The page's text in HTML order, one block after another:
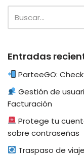
Entradas
ParteeGO:
Gestión de
Facturación
Protege tu
sobre contraseñas
Traspaso de